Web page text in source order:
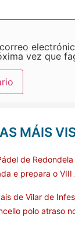
vez que
MÁIS
de
e prepara o VIII
de Vilar de
polo atraso